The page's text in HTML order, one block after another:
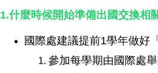
1.什麼時候開始準備出國交換相
國際處建議提前1學年做好
參加每學期由國際處